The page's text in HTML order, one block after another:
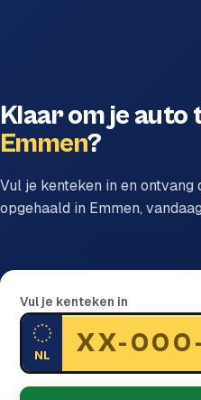
Klaar om je auto
Emmen?
Vul je kenteken in en ontvang
opgehaald in Emmen,
Vul je kenteken in
NL